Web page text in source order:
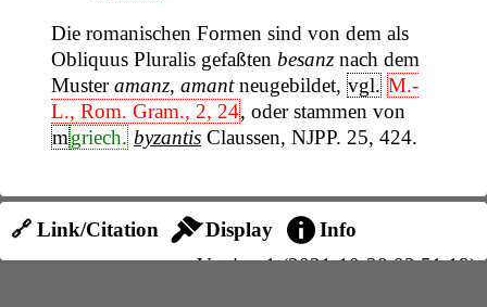
Die romanischen Formen sind von dem als
Obliquus Pluralis gefaßten besanz nach dem
Musteramanz, amantneugebildet, vgl. M.-
L., Rom. Gram., 2, 24, oder stammen von
mgriech. byzantis Claussen, NJPP. 25, 424.
🔗 Link/Citation Display
Info
Version 1 (2021-10-28 03:51:19)